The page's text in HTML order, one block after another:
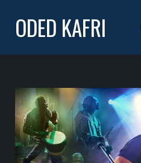
ODED KAFRI